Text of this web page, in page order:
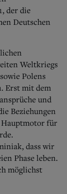
der die
Deutschen
Weltkriegs
Polens
Erst mit dem
und
Beziehungen
Hauptmotor für
dass wir
Phase leben.
möglichst